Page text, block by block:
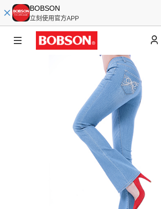
BOBSON
立刻使用官方APP